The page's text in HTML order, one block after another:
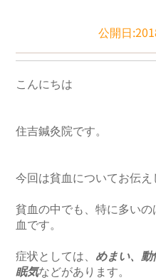
公開日
こんにちは
住吉鍼灸院です。
今回は貧血についてお伝え
貧血の中でも、特に多いの
血です。
症状としては、 めまい、
眠気などがあります。